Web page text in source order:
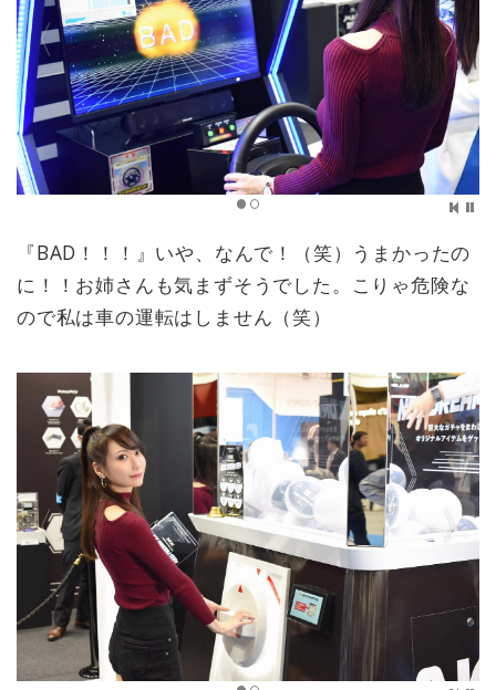
『BAD！！！』いや、なんで！（笑）うまかったの
に！！お姉さんも気まずそうでした。こりゃ危険な
ので私は車の運転はしません（笑）